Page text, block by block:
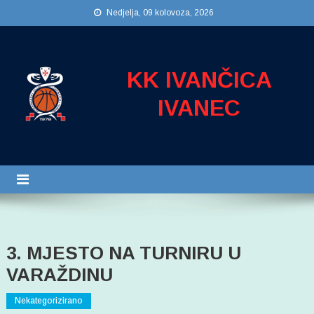
na
Nedjelja, 09 kolovoza, 2026
KK IVANČICA
IVANEC
3. MJESTO NA TURNIRU U
VARAŽDINU
Nekategorizirano